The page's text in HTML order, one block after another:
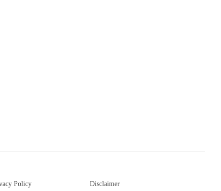
Policy Disclaimer